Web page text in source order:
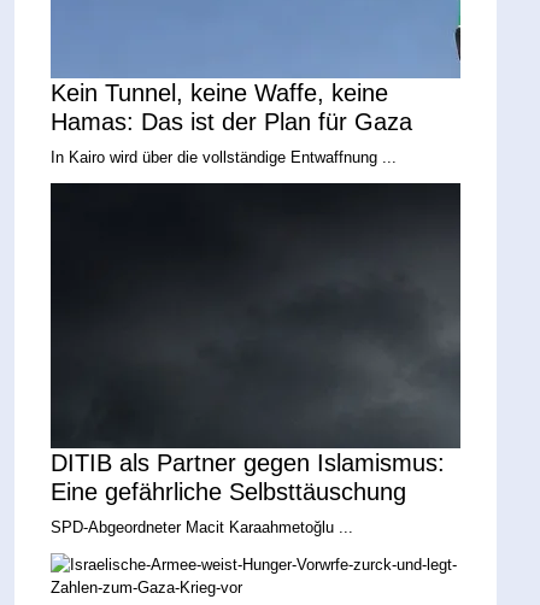
Kein Tunnel, keine Waffe, keine
Hamas: Das ist der Plan für Gaza
In Kairo wird über die vollständige Entwaffnung ...
DITIB als Partner gegen Islamismus:
Eine gefährliche Selbsttäuschung
SPD-Abgeordneter Macit Karaahmetoğlu ...